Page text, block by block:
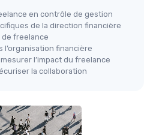
en contrôle de gestion
de la direction financière
freelance
financière
l’impact du freelance
la collaboration